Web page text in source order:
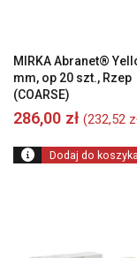
MIRKA Abranet®
mm, op 20 szt., Rzep
(COARSE)
286,00 zł (232,52
Dodaj do koszyka